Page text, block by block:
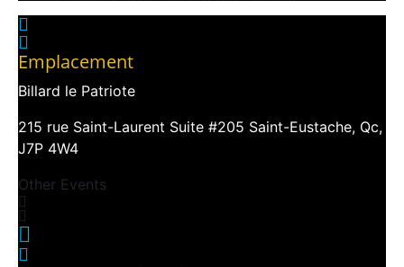
Emplacement
Billard le Patriote
215 rue Saint-Laurent Suite #205 Saint-Eustache, Qc,
J7P 4W4
Other Events